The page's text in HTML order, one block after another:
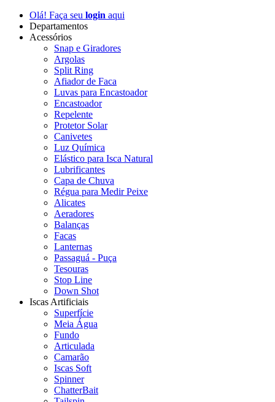
Olá! Faça seu login aqui
Departamentos
Acessórios
Snap e Giradores
Argolas
Split Ring
Afiador de Faca
Luvas para Encastoador
Encastoador
Repelente
Protetor Solar
Canivetes
Luz Química
Elástico para Isca Natural
Lubrificantes
Capa de Chuva
Régua para Medir Peixe
Alicates
Aeradores
Balanças
Facas
Lanternas
Passaguá - Puça
Tesouras
Stop Line
Down Shot
Iscas Artificiais
Superfície
Meia Água
Fundo
Articulada
Camarão
Iscas Soft
Spinner
ChatterBait